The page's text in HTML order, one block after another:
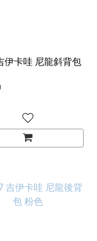
伊卡哇 尼龍斜背包